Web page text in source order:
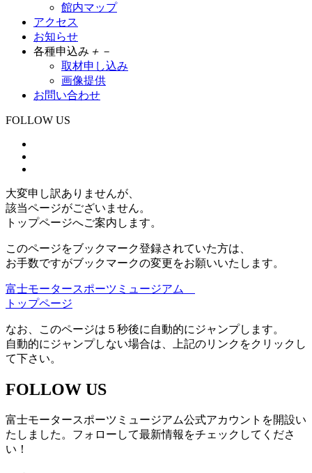
館内マップ
アクセス
お知らせ
各種申込み ＋ －
取材申し込み
画像提供
お問い合わせ
FOLLOW US
大変申し訳ありませんが、
該当ページがございません。
トップページへご案内します。
このページをブックマーク登録されていた方は、
お手数ですがブックマークの変更をお願いいたします。
富士モータースポーツミュージアム
トップページ
なお、このページは５秒後に自動的にジャンプします。
自動的にジャンプしない場合は、上記のリンクをクリックし
て下さい。
FOLLOW US
富士モータースポーツミュージアム公式アカウントを開設い
たしました。フォローして最新情報をチェックしてくださ
い！